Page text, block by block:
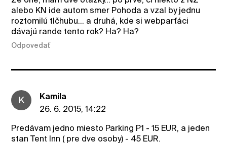
alebo KN ide autom smer Pohoda a vzal by jednu
roztomilú tlčhubu... a druhá, kde si webparťáci
dávajú rande tento rok? Ha? Ha?
Odpovedať
K
Kamila
26. 6. 2015, 14:22
Predávam jedno miesto Parking P1 - 15 EUR, a jeden
stan Tent Inn ( pre dve osoby) - 45 EUR.